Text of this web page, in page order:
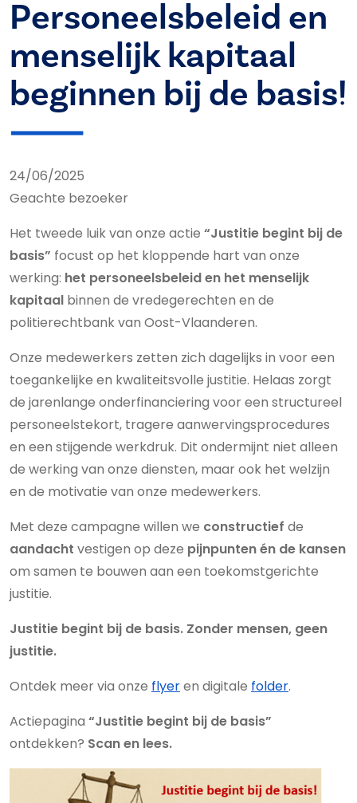
Personeelsbeleid en
menselijk kapitaal
beginnen bij de basis!
24/06/2025
Geachte bezoeker
Het tweede luik van onze actie “Justitie begint bij de
basis” focust op het kloppende hart van onze
werking: het personeelsbeleid en het menselijk
kapitaal binnen de vredegerechten en de
politierechtbank van Oost-Vlaanderen.
Onze medewerkers zetten zich dagelijks in voor een
toegankelijke en kwaliteitsvolle justitie. Helaas zorgt
de jarenlange onderfinanciering voor een structureel
personeelstekort, tragere aanwervingsprocedures
en een stijgende werkdruk. Dit ondermijnt niet alleen
de werking van onze diensten, maar ook het welzijn
en de motivatie van onze medewerkers.
Met deze campagne willen we constructief de
aandacht vestigen op deze pijnpunten én de kansen
om samen te bouwen aan een toekomstgerichte
justitie.
Justitie begint bij de basis. Zonder mensen, geen
justitie.
Ontdek meer via onze flyeren digitale folder.
Actiepagina “Justitie begint bij de basis”
ontdekken? Scan en lees.